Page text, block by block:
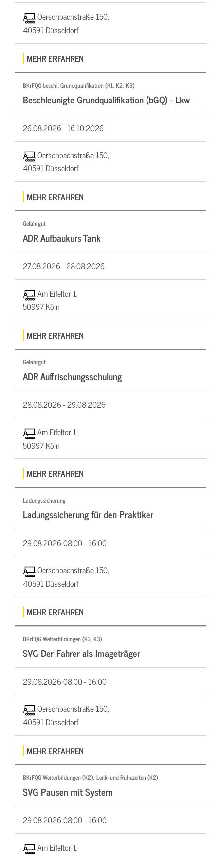
Oerschbachstraße 150,
40591 Düsseldorf
MEHR ERFAHREN
BKrFQG beschl. Grundqualifikation (K1, K2, K3)
Beschleunigte Grundqualifikation (bGQ) - Lkw
26.08.2026 -16.10.2026
Oerschbachstraße 150,
40591 Düsseldorf
MEHR ERFAHREN
Gefahrgut
ADR Aufbaukurs Tank
27.08.2026 -28.08.2026
Am Eifeltor 1,
50997 Köln
MEHR ERFAHREN
Gefahrgut
ADR Auffrischungsschulung
28.08.2026 -29.08.2026
Am Eifeltor 1,
50997 Köln
MEHR ERFAHREN
Ladungssicherung
Ladungssicherung für den Praktiker
29.08.202608:00 - 16:00
Oerschbachstraße 150,
40591 Düsseldorf
MEHR ERFAHREN
BKrFQG Weiterbildungen (K1, K3)
SVG Der Fahrer als Imageträger
29.08.202608:00 - 16:00
Oerschbachstraße 150,
40591 Düsseldorf
MEHR ERFAHREN
BKrFQG Weiterbildungen (K2), Lenk- und Ruhezeiten (K2)
SVG Pausen mit System
29.08.202608:00 - 16:00
Am Eifeltor 1,